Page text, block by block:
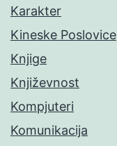
Karakter
Kineske Poslovice
Knjige
Književnost
Kompjuteri
Komunikacija